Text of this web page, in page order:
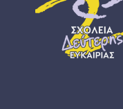
ΣΔΕ
ΣΧΟΛΕΊΑ ΔΕΎΤΕΡΗΣ ΕΥΚΑΙΡΊΑΣ